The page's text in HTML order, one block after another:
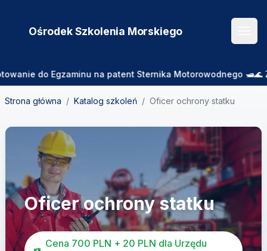
Ośrodek Szkolenia Morskiego
do Egzaminu na patent Sternika Motorowodnego 🛥️🌊
Strona główna / Katalog szkoleń / Oficer ochrony statku
Oficer ochrony statku
Cena 700 PLN + 20 PLN dla Urzędu